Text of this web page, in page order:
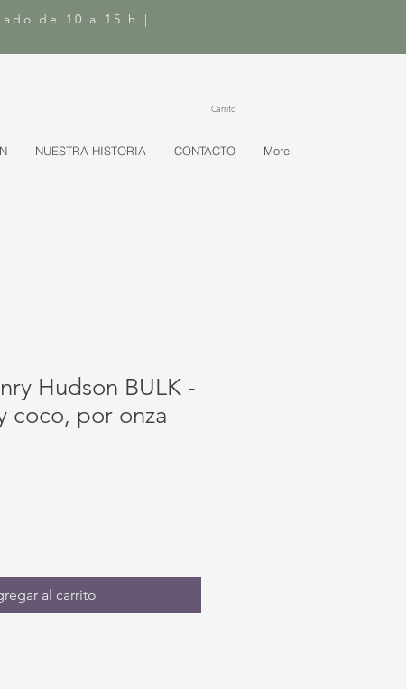
de 10 a 15 h |
NUESTRA HISTORIA CONTACTO More
Carrito
Hudson BULK -
coco, por onza
al carrito